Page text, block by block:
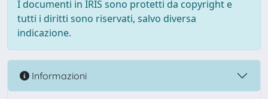
I documenti in IRIS sono protetti da copyright e
tutti i diritti sono riservati, salvo diversa
indicazione.
Informazioni